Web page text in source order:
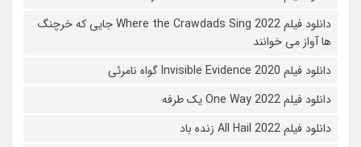
دانلود فیلم Where the Crawdads Sing 2022 جایی که خرچنگ
ها آواز می خوانند
دانلود فیلم 2020 Invisible Evidence گواه نامرئی
دانلود فیلم One Way 2022 یک طرفه
دانلود فیلم All Hail 2022 زنده باد